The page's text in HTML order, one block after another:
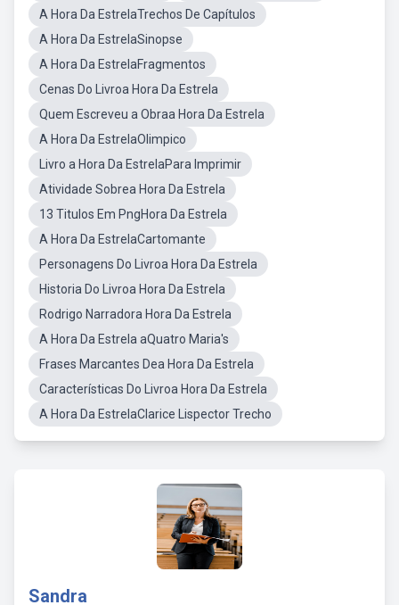
A Hora Da EstrelaTrechos De Capítulos
A Hora Da EstrelaSinopse
A Hora Da EstrelaFragmentos
Cenas Do Livroa Hora Da Estrela
Quem Escreveu a Obraa Hora Da Estrela
A Hora Da EstrelaOlimpico
Livro a Hora Da EstrelaPara Imprimir
Atividade Sobrea Hora Da Estrela
13 Titulos Em PngHora Da Estrela
A Hora Da EstrelaCartomante
Personagens Do Livroa Hora Da Estrela
Historia Do Livroa Hora Da Estrela
Rodrigo Narradora Hora Da Estrela
A Hora Da Estrela aQuatro Maria's
Frases Marcantes Dea Hora Da Estrela
Características Do Livroa Hora Da Estrela
A Hora Da EstrelaClarice Lispector Trecho
Sandra